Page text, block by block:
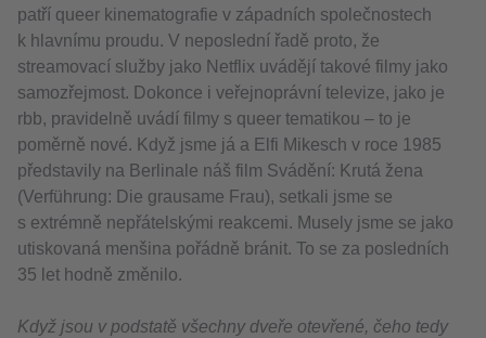
patří queer kinematografie v západních společnostech
k hlavnímu proudu. V neposlední řadě proto, že
streamovací služby jako Netflix uvádějí takové filmy jako
samozřejmost. Dokonce i veřejnoprávní televize, jako je
rbb, pravidelně uvádí filmy s queer tematikou – to je
poměrně nové. Když jsme já a Elfi Mikesch v roce 1985
představily na Berlinale náš film Svádění: Krutá žena
(Verführung: Die grausame Frau), setkali jsme se
s extrémně nepřátelskými reakcemi. Musely jsme se jako
utiskovaná menšina pořádně bránit. To se za posledních
35 let hodně změnilo.
Když jsou v podstatě všechny dveře otevřené, čeho tedy